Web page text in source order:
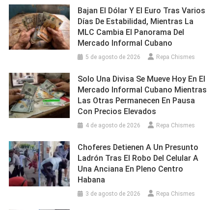
Bajan El Dólar Y El Euro Tras Varios
Días De Estabilidad, Mientras La
MLC Cambia El Panorama Del
Mercado Informal Cubano
5 de agosto de 2026 Repa Chismes
Solo Una Divisa Se Mueve Hoy En El
Mercado Informal Cubano Mientras
Las Otras Permanecen En Pausa
Con Precios Elevados
4 de agosto de 2026 Repa Chismes
Choferes Detienen A Un Presunto
Ladrón Tras El Robo Del Celular A
Una Anciana En Pleno Centro
Habana
3 de agosto de 2026 Repa Chismes